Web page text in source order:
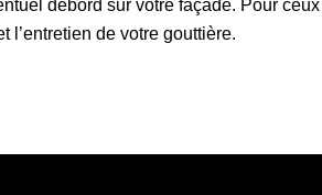
débord sur votre façade. Pour
l’entretien de votre gouttière.